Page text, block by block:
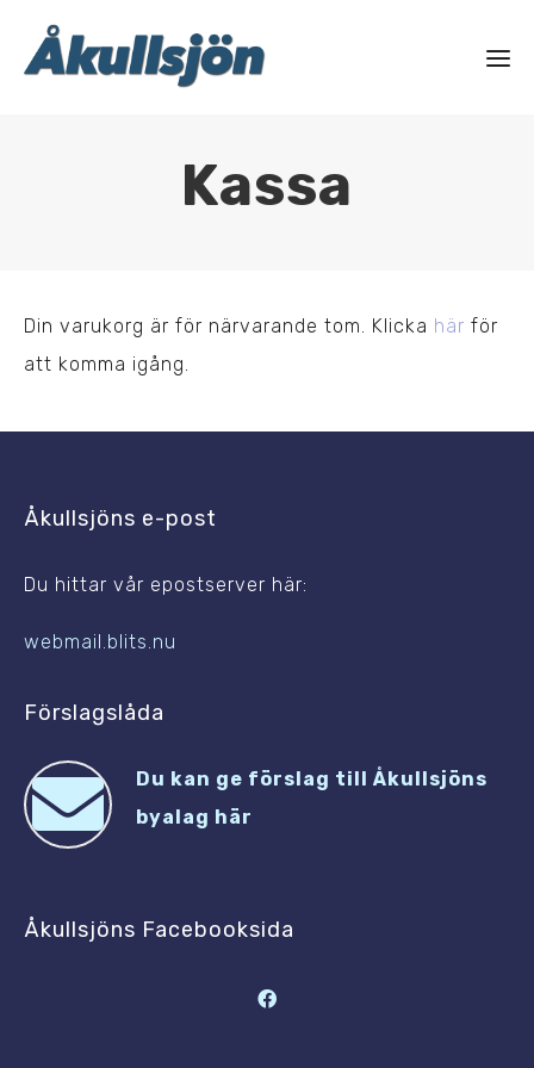
Kassa
Din varukorg är för närvarande tom. Klicka här för
att komma igång.
Åkullsjöns e-post
Du hittar vår epostserver här:
webmail.blits.nu
Förslagslåda
Du kan ge förslag till Åkullsjöns
byalag här
Åkullsjöns Facebooksida